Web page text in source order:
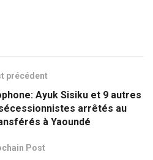
précédent
Ayuk Sisiku et 9 autres
arrêtés au
à Yaoundé
Post